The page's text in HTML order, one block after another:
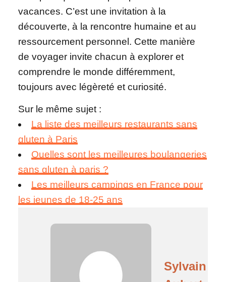
vacances. C’est une invitation à la
découverte, à la rencontre humaine et au
ressourcement personnel. Cette manière
de voyager invite chacun à explorer et
comprendre le monde différemment,
toujours avec légèreté et curiosité.
Sur le même sujet :
La liste des meilleurs restaurants sans
gluten à Paris
Quelles sont les meilleures boulangeries
sans gluten à paris ?
Les meilleurs campings en France pour
les jeunes de 18-25 ans
Sylvain